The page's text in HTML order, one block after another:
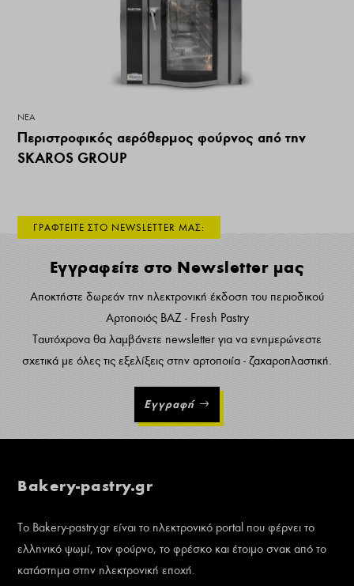
ΝΕΑ
Περιστροφικός αερόθερμος φούρνος από την
SKAROS GROUP
ΓΡΑΦΤΕΙΤΕ ΣΤΟ NEWSLETTER ΜΑΣ:
Εγγραφείτε στο Newsletter μας
Αποκτήστε δωρεάν την ηλεκτρονική έκδοση του περιοδικού
Αρτοποιός ΒΑΖ - Fresh Pastry
Ταυτόχρονα θα λαμβάνετε newsletter για να ενημερώνεστε
σχετικά με όλες τις εξελίξεις στην αρτοποιία - ζαχαροπλαστική.
Εγγραφή
Bakery-pastry.gr
Το Bakery-pastry.gr είναι το ηλεκτρονικό portal που φέρνει το
ελληνικό ψωμί, τον φούρνο, το φρέσκο και έτοιμο σνακ από το
κατάστημα στην ηλεκτρονική εποχή.